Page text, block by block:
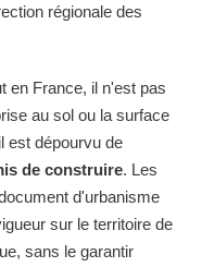
régionale des
en France, il n'est pas
au sol ou la surface
est dépourvu de
de construire. Les
d'urbanisme
sur le territoire de
sans le garantir